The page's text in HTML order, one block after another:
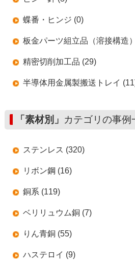
蝶番・ヒンジ (0)
板金パーツ組立品（溶接構造
精密切削加工品 (29)
半導体用金属製搬送トレイ
「素材別」 カテゴリの事例
ステンレス (320)
リボン鋼 (16)
銅系 (119)
ベリリュウム銅 (7)
りん青銅 (55)
ハステロイ (9)